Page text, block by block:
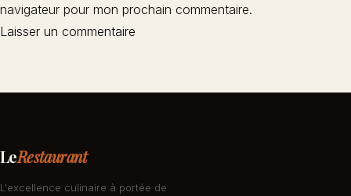
navigateur pour mon prochain commentaire.
LeRestaurant
L'excellence culinaire à portée de